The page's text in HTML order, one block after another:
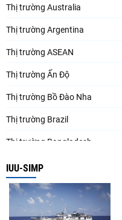
Thị trường Australia
Thị trường Argentina
Thị trường ASEAN
Thị trường Ấn Độ
Thị trường Bồ Đào Nha
Thị trường Brazil
Thị trường Bangladesh
Thị trường Chile
Thị trường Canada
Thị trường Ecuador
IUU-SIMP